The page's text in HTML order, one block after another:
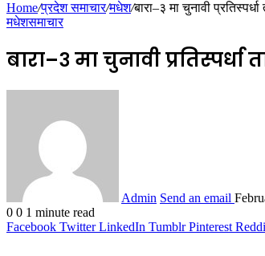
Home/प्रदेश समाचार/मधेश/बारा–३ मा चुनावी
मधेशसमाचार
बारा–३ मा चुनावी
Admin Send an email
0 0 1 minute read
Facebook Twitter LinkedIn Tumblr Pinterest